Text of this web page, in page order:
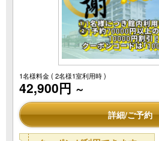
1名様料金( 2名様1室利用時 )
42,900円 ～
詳細/ご予約